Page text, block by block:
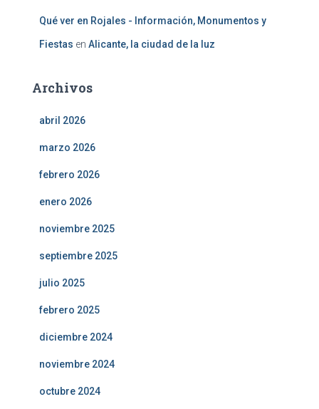
Qué ver en Rojales - Información, Monumentos y
Fiestas en Alicante, la ciudad de la luz
Archivos
abril 2026
marzo 2026
febrero 2026
enero 2026
noviembre 2025
septiembre 2025
julio 2025
febrero 2025
diciembre 2024
noviembre 2024
octubre 2024